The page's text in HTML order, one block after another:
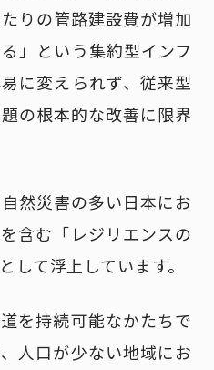
りの管路建設費が増加
」という集約型インフ
に変えられず、従来型
の根本的な改善に限界
然災害の多い日本にお
含む「レジリエンスの
して浮上しています。
を持続可能なかたちで
人口が少ない地域にお